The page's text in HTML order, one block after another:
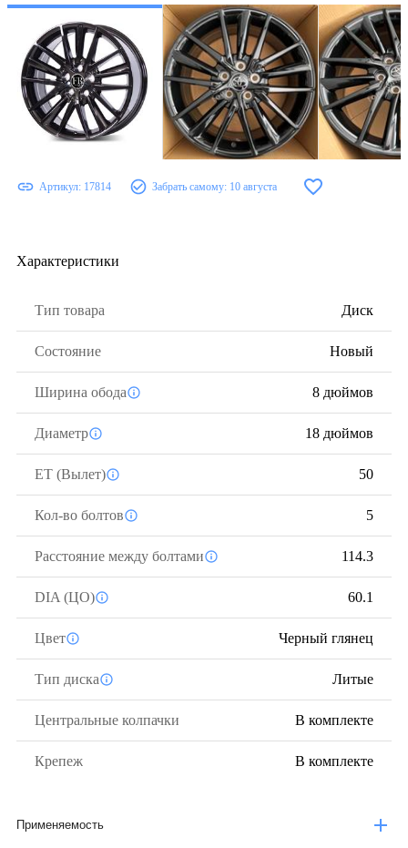
Артикул: 17814 Забрать самому: 10 августа
Характеристики
Тип товара Диск
Состояние Новый
Ширина обода 8 дюймов
Диаметр 18 дюймов
ЕТ (Вылет) 50
Кол-во болтов 5
Расстояние между болтами 114.3
DIA (ЦО) 60.1
Цвет Черный глянец
Тип диска Литые
Центральные колпачки В комплекте
Крепеж В комплекте
Применяемость